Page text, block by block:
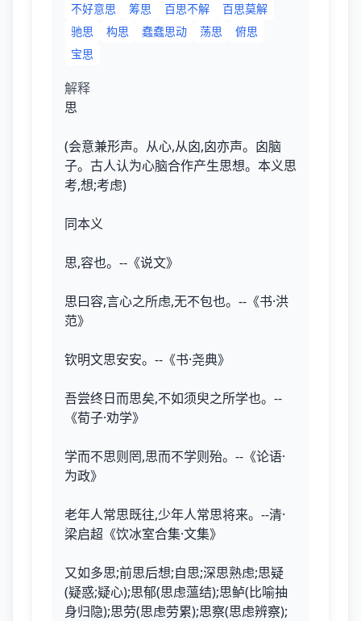
不好意思 筹思 百思不解
百思莫解
驰思
构思 蠢蠢思动 荡思
俯思
宝思
解释
思
(会意兼形声。从心,从囟,囟亦声。囟脑
子。古人认为心脑合作产生思想。本义思
考,想;考虑)
同本义
思,容也。--《说文》
思曰容,言心之所虑,无不包也。--《书·洪
范》
钦明文思安安。--《书·尧典》
吾尝终日而思矣,不如须臾之所学也。--
《荀子·劝学》
学而不思则罔,思而不学则殆。--《论语·
为政》
老年人常思既往,少年人常思将来。--清·
梁启超《饮冰室合集·文集》
又如多思;前思后想;自思;深思熟虑;思疑
(疑惑;疑心);思郁(思虑薀结);思鲈(比喻抽
身归隐);思劳(思虑劳累);思察(思虑辨察);